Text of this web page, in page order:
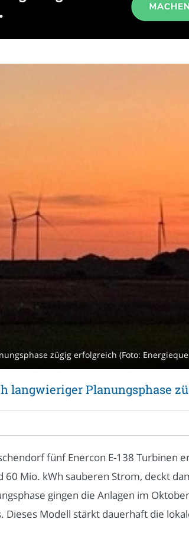
zügig erfolgreich (Foto:
langwieriger Planungsphase
fünf Enercon E-138 Turbinen
Mio. kWh sauberen Strom, deckt
gingen die Anlagen im
Dieses Modell stärkt dauerhaft die